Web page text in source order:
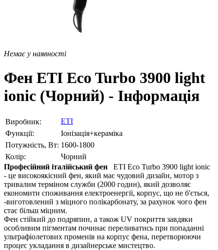
Немає у наявності
Фен ETI Eco Turbo 3900 light
ionic (Чорний) - Інформація
Виробник:
ETI
Функції:
Іонізація+кераміка
Потужність, Вт: 1600-1800
Колір:
Чорний
Професійний італійський фен
ETI Eco Turbo 3900 light ionic
- це високоякісний фен, який має чудовий дизайн, мотор з
тривалим терміном служби (2000 годин), який дозволяє
економити споживання електроенергії, корпус, що не б'ється,
-виготовлений з міцного полікарбонату, за рахунок чого фен
стає більш міцним.
Фен стійкий до подряпин, а також UV покриття завдяки
особливим пігментам починає переливатись при попаданні
ультрафіолетових променів на корпус фена, перетворюючи
процес укладання в дизайнерське мистецтво.